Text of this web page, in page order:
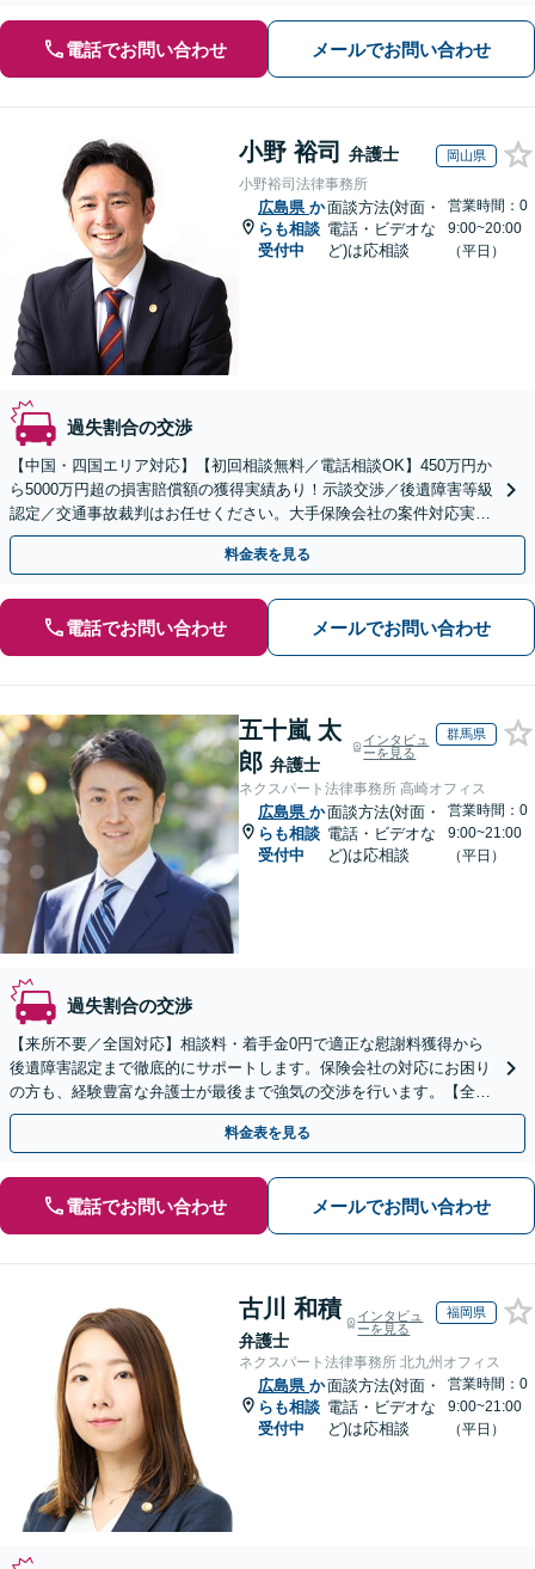
電話でお問い合わせ メールでお問い合わせ
小野 裕司 弁護士 岡山県
小野裕司法律事務所
広島県 か
らも相談
受付中
面談方法(対面・
電話・ビデオな
ど)は応相談
営業時間：0
9:00~20:00
（平日）
過失割合の交渉
【中国・四国エリア対応】【初回相談無料／電話相談OK】450万円か
ら5000万円超の損害賠償額の獲得実績あり！示談交渉／後遺障害等級
認定／交通事故裁判はお任せください。大手保険会社の案件対応実績
多数。医学的知識にも精通【休日・夜間面談可能】
料金表を見る
電話でお問い合わせ メールでお問い合わせ
五十嵐 太
郎 弁護士
インタビュ
ーを見る
群馬県
ネクスパート法律事務所 高崎オフィス
広島県 か
らも相談
受付中
面談方法(対面・
電話・ビデオな
ど)は応相談
営業時間：0
9:00~21:00
（平日）
過失割合の交渉
【来所不要／全国対応】相談料・着手金0円で適正な慰謝料獲得から
後遺障害認定まで徹底的にサポートします。保険会社の対応にお困り
の方も、経験豊富な弁護士が最後まで強気の交渉を行います。【全国
13拠点】お気軽にご相談ください。
料金表を見る
電話でお問い合わせ メールでお問い合わせ
古川 和積
弁護士
インタビュ
ーを見る
福岡県
ネクスパート法律事務所 北九州オフィス
広島県 か
らも相談
受付中
面談方法(対面・
電話・ビデオな
ど)は応相談
営業時間：0
9:00~21:00
（平日）